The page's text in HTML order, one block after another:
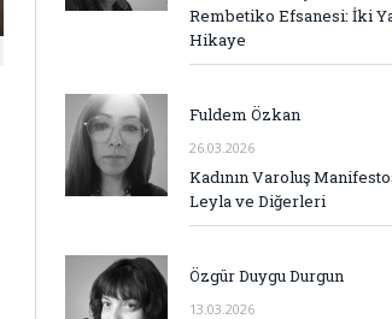
Rembetiko Efsanesi: İki
Hikaye
Fuldem Özkan
26.03.2026
Kadının Varoluş
Leyla ve Diğerleri
Özgür Duygu Durgun
13.03.2026